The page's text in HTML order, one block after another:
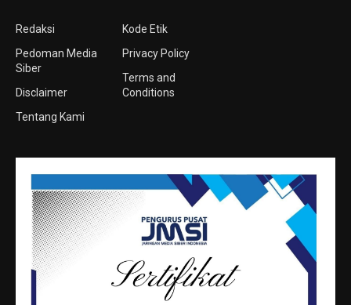
Redaksi
Pedoman Media
Siber
Disclaimer
Tentang Kami
Kode Etik
Privacy Policy
Terms and
Conditions